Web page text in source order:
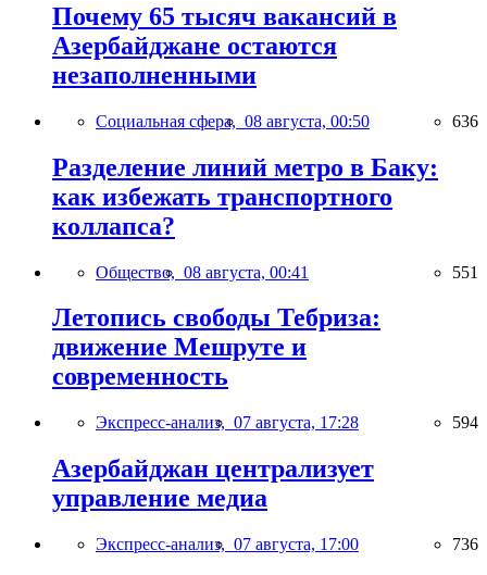
Почему 65 тысяч вакансий в
Азербайджане остаются
незаполненными
Социальная сфера, 08 августа, 00:50 636
Разделение линий метро в Баку:
как избежать транспортного
коллапса?
Общество, 08 августа, 00:41 551
Летопись свободы Тебриза:
движение Мешруте и
современность
Экспресс-анализ, 07 августа, 17:28 594
Азербайджан централизует
управление медиа
Экспресс-анализ, 07 августа, 17:00 736